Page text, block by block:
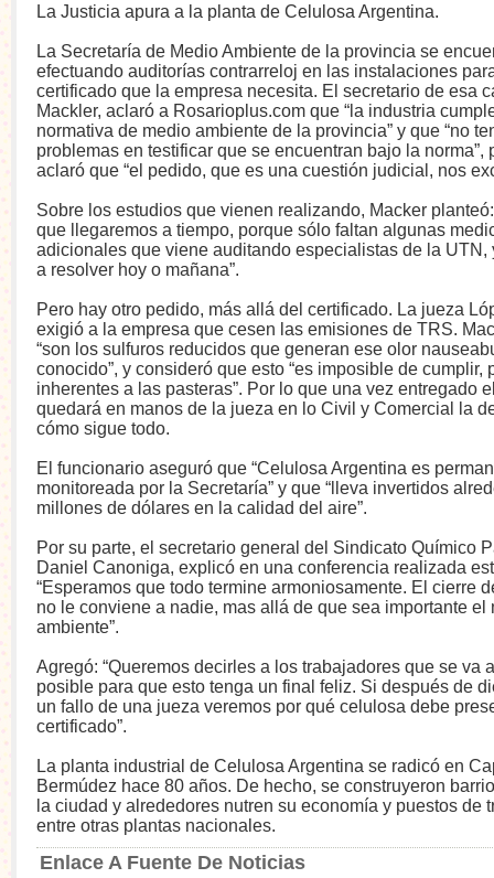
La Justicia apura a la planta de Celulosa Argentina.
La Secretaría de Medio Ambiente de la provincia se
efectuando auditorías contrarreloj en las instalaciones
certificado que la empresa necesita. El secretario de esa
Mackler, aclaró a Rosarioplus.com que “la industria
normativa de medio ambiente de la provincia” y que “no
problemas en testificar que se encuentran bajo la norma”,
aclaró que “el pedido, que es una cuestión judicial, nos
Sobre los estudios que vienen realizando, Macker
que llegaremos a tiempo, porque sólo faltan algunas
adicionales que viene auditando especialistas de la UTN,
a resolver hoy o mañana”.
Pero hay otro pedido, más allá del certificado. La jueza
exigió a la empresa que cesen las emisiones de TRS.
“son los sulfuros reducidos que generan ese olor
conocido”, y consideró que esto “es imposible de cumplir,
inherentes a las pasteras”. Por lo que una vez entregado
quedará en manos de la jueza en lo Civil y Comercial la
cómo sigue todo.
El funcionario aseguró que “Celulosa Argentina es
monitoreada por la Secretaría” y que “lleva invertidos
millones de dólares en la calidad del aire”.
Por su parte, el secretario general del Sindicato Químico
Daniel Canoniga, explicó en una conferencia realizada
“Esperamos que todo termine armoniosamente. El cierre
no le conviene a nadie, mas allá de que sea importante el
ambiente”.
Agregó: “Queremos decirles a los trabajadores que se va
posible para que esto tenga un final feliz. Si después de
un fallo de una jueza veremos por qué celulosa debe
certificado”.
La planta industrial de Celulosa Argentina se radicó en
Bermúdez hace 80 años. De hecho, se construyeron
la ciudad y alrededores nutren su economía y puestos de
entre otras plantas nacionales.
Enlace A Fuente De Noticias